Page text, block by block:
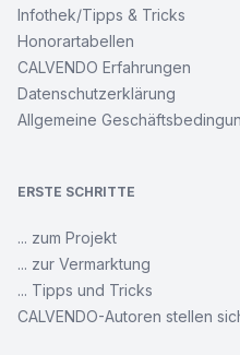
Infothek/Tipps & Tricks
Honorartabellen
CALVENDO Erfahrungen
Datenschutzerklärung
Allgemeine
ERSTE SCHRITTE
... zum Projekt
... zur Vermarktung
... Tipps und Tricks
CALVENDO-Autoren stellen